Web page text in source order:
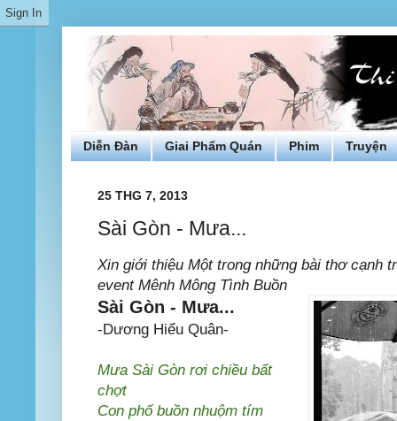
Diễn Đàn Giai Phẩm Quán Phim Truyện
25 THG 7, 2013
Sài Gòn - Mưa...
Xin giới thiệu Một trong những bài thơ cạnh
event Mênh Mông Tình Buồn
Sài Gòn - Mưa...
-Dương Hiểu Quân-
Mưa Sài Gòn rơi chiều bất
chợt
Con phố buồn nhuộm tím